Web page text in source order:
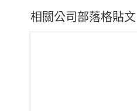
相關公司部落格貼文